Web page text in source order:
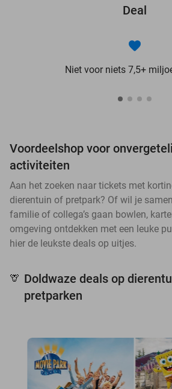
Deal
Niet voor niets 7,5+
Voordeelshop voor
activiteiten
Aan het zoeken naar tickets met
dierentuin of pretpark? Of wil je
familie of collega’s gaan bowlen,
omgeving ontdekken met een leuke
hier de leukste deals op uitjes.
🦒 Doldwaze deals op
pretparken